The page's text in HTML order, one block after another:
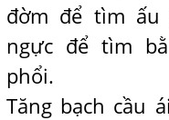
đờm để tìm ấu
ngực để tìm
phổi.
Tăng bạch cầu